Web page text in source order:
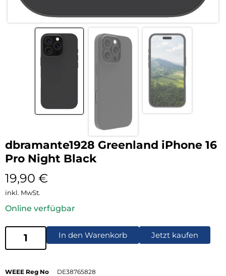
dbramante1928 Greenland iPhone 16
Pro Night Black
19,90 €
inkl. MwSt.
Online verfügbar
In den Warenkorb Jetzt kaufen
WEEE Reg No
DE38765828